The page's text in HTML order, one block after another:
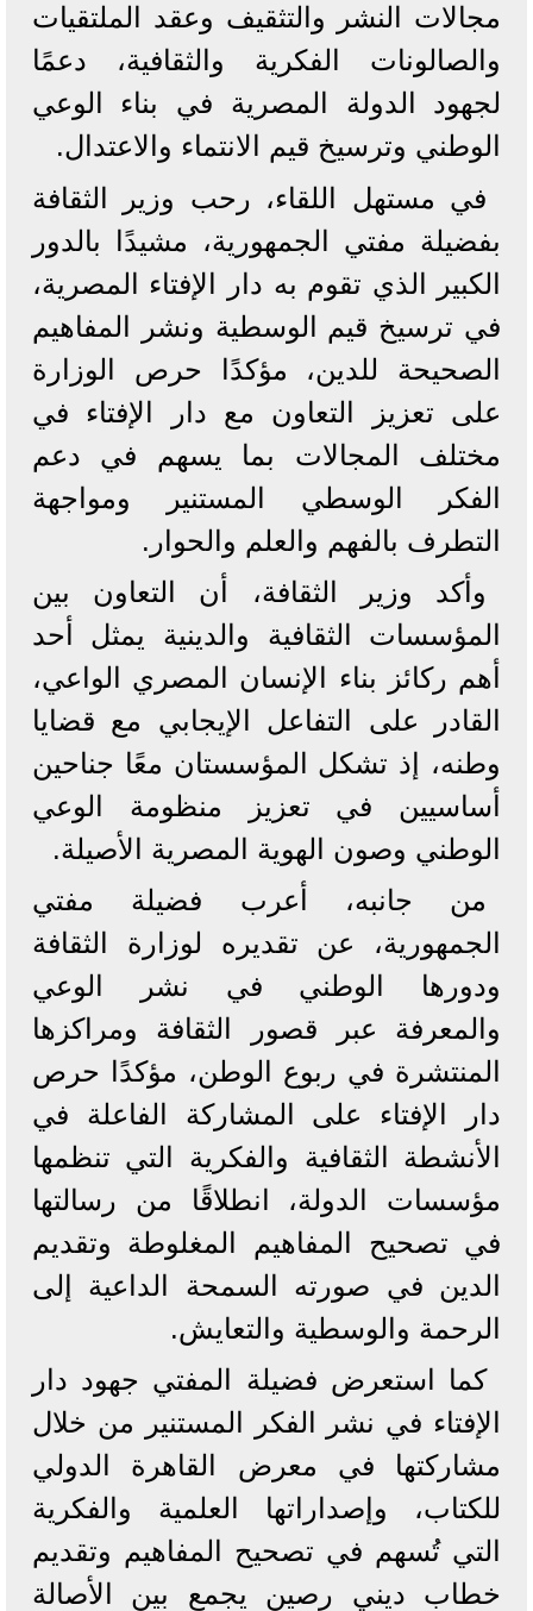
مجالات النشر والتثقيف وعقد الملتقيات
والصالونات الفكرية والثقافية، دعمًا
لجهود الدولة المصرية في بناء الوعي
الوطني وترسيخ قيم الانتماء والاعتدال.
في مستهل اللقاء، رحب وزير الثقافة
بفضيلة مفتي الجمهورية، مشيدًا بالدور
الكبير الذي تقوم به دار الإفتاء المصرية،
في ترسيخ قيم الوسطية ونشر المفاهيم
الصحيحة للدين، مؤكدًا حرص الوزارة
على تعزيز التعاون مع دار الإفتاء في
مختلف المجالات بما يسهم في دعم
الفكر الوسطي المستنير ومواجهة
التطرف بالفهم والعلم والحوار.
وأكد وزير الثقافة، أن التعاون بين
المؤسسات الثقافية والدينية يمثل أحد
أهم ركائز بناء الإنسان المصري الواعي،
القادر على التفاعل الإيجابي مع قضايا
وطنه، إذ تشكل المؤسستان معًا جناحين
أساسيين في تعزيز منظومة الوعي
الوطني وصون الهوية المصرية الأصيلة.
من جانبه، أعرب فضيلة مفتي
الجمهورية، عن تقديره لوزارة الثقافة
ودورها الوطني في نشر الوعي
والمعرفة عبر قصور الثقافة ومراكزها
المنتشرة في ربوع الوطن، مؤكدًا حرص
دار الإفتاء على المشاركة الفاعلة في
الأنشطة الثقافية والفكرية التي تنظمها
مؤسسات الدولة، انطلاقًا من رسالتها
في تصحيح المفاهيم المغلوطة وتقديم
الدين في صورته السمحة الداعية إلى
الرحمة والوسطية والتعايش.
كما استعرض فضيلة المفتي جهود دار
الإفتاء في نشر الفكر المستنير من خلال
مشاركتها في معرض القاهرة الدولي
للكتاب، وإصداراتها العلمية والفكرية
التي تُسهم في تصحيح المفاهيم وتقديم
خطاب ديني رصين يجمع بين الأصالة